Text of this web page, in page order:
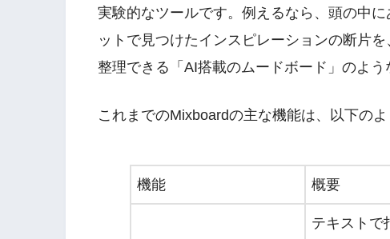
実験的なツールです。例えるなら、頭の中
ットで見つけたインスピレーションの断片
整理できる「AI搭載のムードボード」のよう
これまでのMixboardの主な機能は、以下のよ
機能 概要
テキストで